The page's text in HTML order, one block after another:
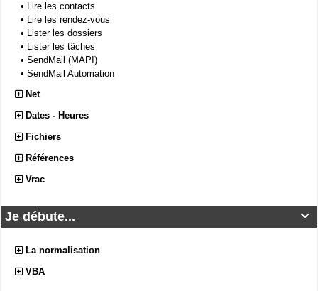
• Lire les contacts
• Lire les rendez-vous
• Lister les dossiers
• Lister les tâches
• SendMail (MAPI)
• SendMail Automation
Net
Dates - Heures
Fichiers
Références
Vrac

Je débute...
La normalisation
VBA